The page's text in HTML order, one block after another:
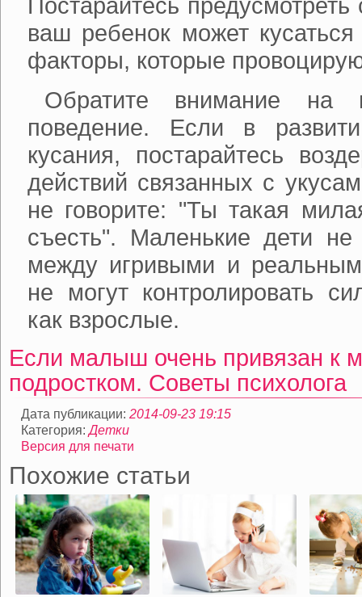
Постарайтесь
ваш ребенок может кусаться
факторы, которые
Обратите внимание на
поведение. Если в
кусания, постарайтесь
действий связанных с
не говорите: "Ты такая
съесть". Маленькие дети
между игривыми и
не могут контролировать
как взрослые.
Если малыш очень привязан к
подростком. Советы психолога
Дата публикации: 2014-09-23 19:15
Категория:Детки
Версия для печати
Похожие статьи